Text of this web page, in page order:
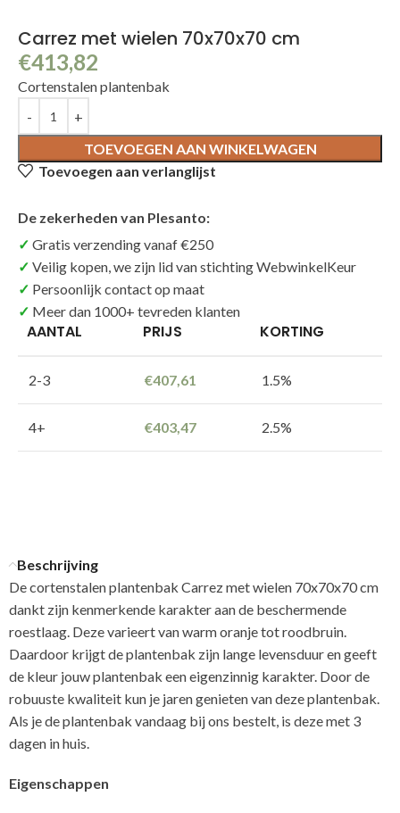
Carrez met wielen 70x70x70 cm
€413,82
Cortenstalen plantenbak
TOEVOEGEN AAN WINKELWAGEN
Toevoegen aan verlanglijst
De zekerheden van Plesanto:
Gratis verzending vanaf €250
Veilig kopen, we zijn lid van stichting WebwinkelKeur
Persoonlijk contact op maat
Meer dan 1000+ tevreden klanten
AANTAL PRIJS KORTING
2-3 €407,61 1.5%
4+ €403,47 2.5%
Beschrijving
De cortenstalen plantenbak Carrez met wielen 70x70x70 cm
dankt zijn kenmerkende karakter aan de beschermende
roestlaag. Deze varieert van warm oranje tot roodbruin.
Daardoor krijgt de plantenbak zijn lange levensduur en geeft
de kleur jouw plantenbak een eigenzinnig karakter. Door de
robuuste kwaliteit kun je jaren genieten van deze plantenbak.
Als je de plantenbak vandaag bij ons bestelt, is deze met 3
dagen in huis.
Eigenschappen